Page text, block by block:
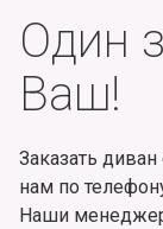
Один
Ваш!
Заказать диван
нам по
Наши